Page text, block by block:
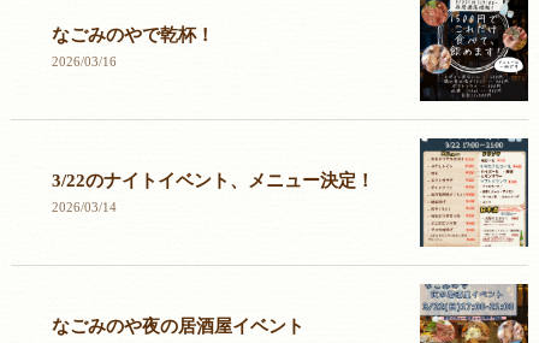
なごみのやで乾杯！
2026/03/16
3/22のナイトイベント、メニュー決定！
2026/03/14
なごみのや夜の居酒屋イベント